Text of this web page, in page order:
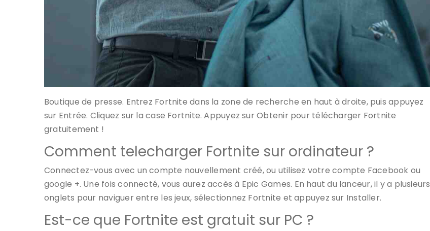
Boutique de presse. Entrez Fortnite dans la zone de recherche en haut à droite, puis appuyez
sur Entrée. Cliquez sur la case Fortnite. Appuyez sur Obtenir pour télécharger Fortnite
gratuitement !
Comment telecharger Fortnite sur ordinateur ?
Connectez-vous avec un compte nouvellement créé, ou utilisez votre compte Facebook ou
google +. Une fois connecté, vous aurez accès à Epic Games. En haut du lanceur, il y a plusieurs
onglets pour naviguer entre les jeux, sélectionnez Fortnite et appuyez sur Installer.
Est-ce que Fortnite est gratuit sur PC ?